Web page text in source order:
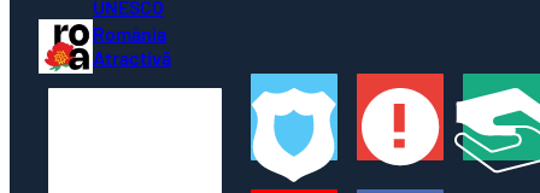
UNESCO
România
Atractivă